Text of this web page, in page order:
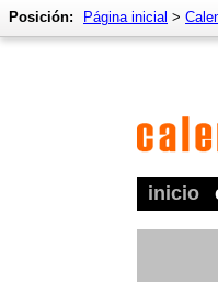
inicio
Posición: Página inicial >